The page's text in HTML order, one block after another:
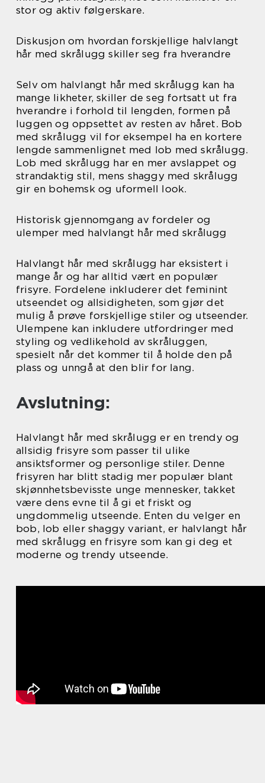
stor og aktiv følgerskare.
Diskusjon om hvordan forskjellige halvlangt
hår med skrålugg skiller seg fra hverandre
Selv om halvlangt hår med skrålugg kan ha
mange likheter, skiller de seg fortsatt ut fra
hverandre i forhold til lengden, formen på
luggen og oppsettet av resten av håret. Bob
med skrålugg vil for eksempel ha en kortere
lengde sammenlignet med lob med skrålugg.
Lob med skrålugg har en mer avslappet og
strandaktig stil, mens shaggy med skrålugg
gir en bohemsk og uformell look.
Historisk gjennomgang av fordeler og
ulemper med halvlangt hår med skrålugg
Halvlangt hår med skrålugg har eksistert i
mange år og har alltid vært en populær
frisyre. Fordelene inkluderer det feminint
utseendet og allsidigheten, som gjør det
mulig å prøve forskjellige stiler og utseender.
Ulempene kan inkludere utfordringer med
styling og vedlikehold av skråluggen,
spesielt når det kommer til å holde den på
plass og unngå at den blir for lang.
Avslutning:
Halvlangt hår med skrålugg er en trendy og
allsidig frisyre som passer til ulike
ansiktsformer og personlige stiler. Denne
frisyren har blitt stadig mer populær blant
skjønnhetsbevisste unge mennesker, takket
være dens evne til å gi et friskt og
ungdommelig utseende. Enten du velger en
bob, lob eller shaggy variant, er halvlangt hår
med skrålugg en frisyre som kan gi deg et
moderne og trendy utseende.